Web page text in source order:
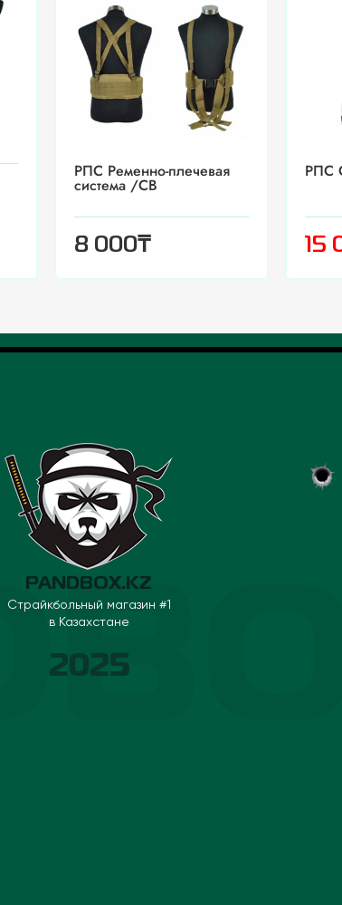
РПС Ременно-плечевая
система /CB
8 000₸
РПС
15
PANDBOX.KZ
Страйкбольный магазин #1
в Казахстане
2025